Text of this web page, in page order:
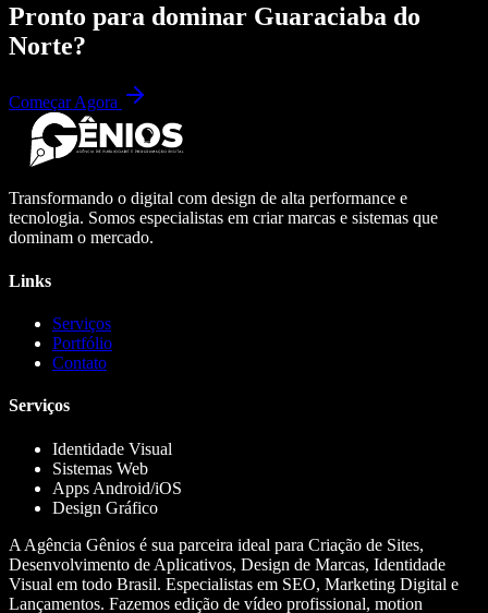
Pronto para dominar Guaraciaba do
Norte?
Começar Agora
Transformando o digital com design de alta performance e
tecnologia. Somos especialistas em criar marcas e sistemas que
dominam o mercado.
Links
Serviços
Portfólio
Contato
Serviços
Identidade Visual
Sistemas Web
Apps Android/iOS
Design Gráfico
A Agência Gênios é sua parceira ideal para Criação de Sites,
Desenvolvimento de Aplicativos, Design de Marcas, Identidade
Visual em todo Brasil. Especialistas em SEO, Marketing Digital e
Lançamentos. Fazemos edição de vídeo profissional, motion